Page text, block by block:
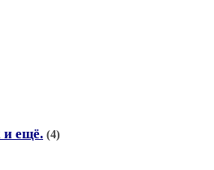
и ещё. (4)